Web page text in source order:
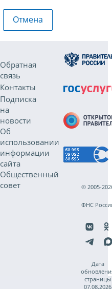
Отмена
Обратная
связь
Контакты
Подписка
на
новости
Об
использовании
информации
сайта
Общественный
совет
© 2005-
ФНС
Дата
страницы
07.08.2026